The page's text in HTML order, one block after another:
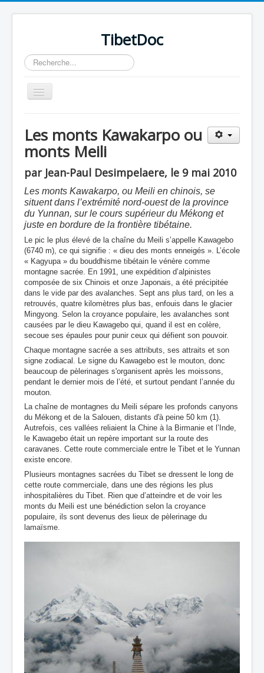
TibetDoc
Rechercher
Basculer
la
≡
Les monts Kawakarpo ou
monts Meili
par Jean-Paul Desimpelaere, le 9 mai 2010
Les monts Kawakarpo, ou Meili en chinois, se
situent dans l’extrémité nord-ouest de la province
du Yunnan, sur le cours supérieur du Mékong et
juste en bordure de la frontière tibétaine.
Le pic le plus élevé de la chaîne du Meili s’appelle Kawagebo
(6740 m), ce qui signifie : « dieu des monts enneigés ». L’école
« Kagyupa » du bouddhisme tibétain le vénère comme
montagne sacrée. En 1991, une expédition d’alpinistes
composée de six Chinois et onze Japonais, a été précipitée
dans le vide par des avalanches. Sept ans plus tard, on les a
retrouvés, quatre kilomètres plus bas, enfouis dans le glacier
Mingyong. Selon la croyance populaire, les avalanches sont
causées par le dieu Kawagebo qui, quand il est en colère,
secoue ses épaules pour punir ceux qui défient son pouvoir.
Chaque montagne sacrée a ses attributs, ses attraits et son
signe zodiacal. Le signe du Kawagebo est le mouton, donc
beaucoup de pèlerinages s'organisent après les moissons,
pendant le dernier mois de l’été, et surtout pendant l’année du
mouton.
La chaîne de montagnes du Meili sépare les profonds canyons
du Mékong et de la Salouen, distants d'à peine 50 km (1).
Autrefois, ces vallées reliaient la Chine à la Birmanie et l’Inde,
le Kawagebo était un repère important sur la route des
caravanes. Cette route commerciale entre le Tibet et le Yunnan
existe encore.
Plusieurs montagnes sacrées du Tibet se dressent le long de
cette route commerciale, dans une des régions les plus
inhospitalières du Tibet. Rien que d’atteindre et de voir les
monts du Meili est une bénédiction selon la croyance
populaire, ils sont devenus des lieux de pèlerinage du
lamaïsme.